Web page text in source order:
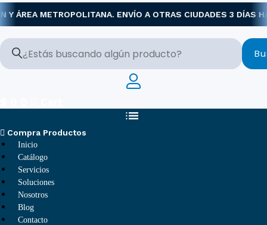
Ir
al
contenido
Y ÁREA METROPOLITANA. ENVÍO A OTRAS CIUDADES 3 DÍAS
Compra Productos
Inicio
Catálogo
Servicios
Soluciones
Nosotros
Blog
Contacto